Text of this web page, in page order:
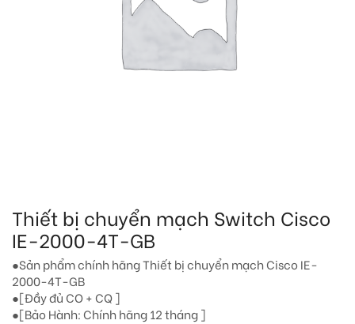
Thiết bị chuyển mạch Switch Cisco
IE-2000-4T-GB
●Sản phẩm chính hãng Thiết bị chuyển mạch Cisco IE-
2000-4T-GB
●[Đầy đủ CO + CQ ]
●[Bảo Hành: Chính hãng 12 tháng ]